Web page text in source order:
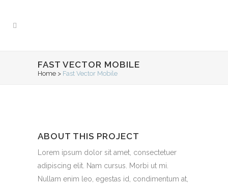
FAST VECTOR MOBILE
Home > Fast Vector Mobile
ABOUT THIS PROJECT
Lorem ipsum dolor sit amet, consectetuer
adipiscing elit. Nam cursus. Morbi ut mi.
Nullam enim leo, egestas id, condimentum at,